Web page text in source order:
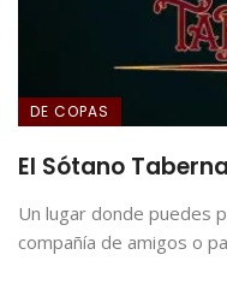
DE COPAS
El Sótano Taberna
Un lugar donde puedes
compañía de amigos o